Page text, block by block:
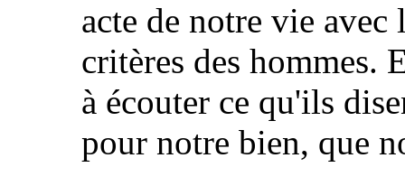
acte de notre vie avec
critères des hommes.
à écouter ce qu'ils
pour notre bien, que